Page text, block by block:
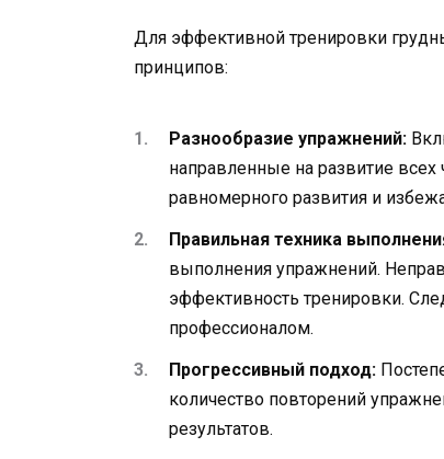
Для эффективной тренировки
принципов:
Разнообразие упражнений:
направленные на развитие
равномерного развития и
Правильная техника
выполнения упражнений.
эффективность тренировки.
профессионалом.
Прогрессивный подход:
количество повторений
результатов.